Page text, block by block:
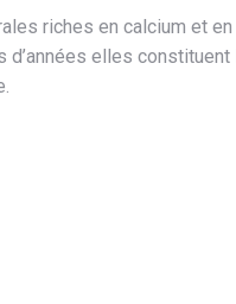
riches en calcium et en
elles